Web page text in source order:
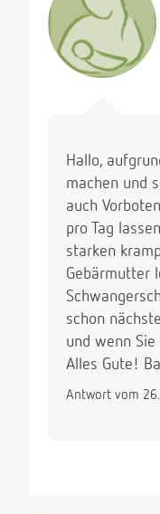
Hallo,
machen und
auch
pro Tag
starken
Gebärmutter
schon
und wenn
Alles Gute!
Antwort vom